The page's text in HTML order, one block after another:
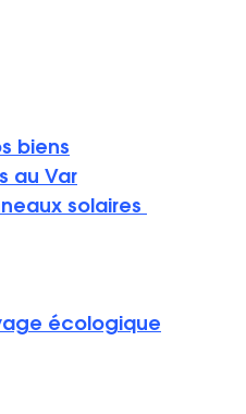
biens
au Var
solaires
écologique